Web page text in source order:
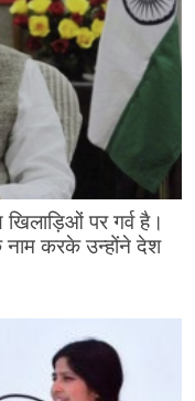
खिलाड़िओं पर गर्व है।
नाम करके उन्होंने देश